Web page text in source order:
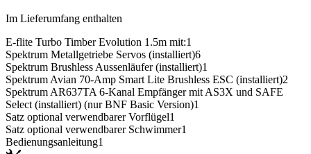
Im Lieferumfang enthalten
E-flite Turbo Timber Evolution 1.5m mit:1
Spektrum Metallgetriebe Servos (installiert)6
Spektrum Brushless Aussenläufer (installiert)1
Spektrum Avian 70-Amp Smart Lite Brushless ESC (installiert)2
Spektrum AR637TA 6-Kanal Empfänger mit AS3X und SAFE
Select (installiert) (nur BNF Basic Version)1
Satz optional verwendbarer Vorflügel1
Satz optional verwendbarer Schwimmer1
Bedienungsanleitung1